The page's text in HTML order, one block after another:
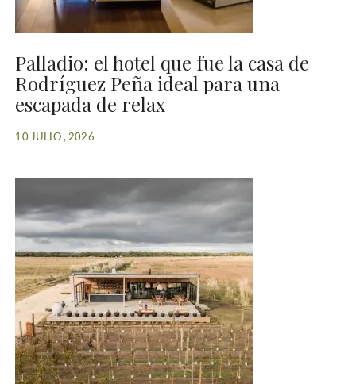
Palladio: el hotel que fue la casa de
Rodríguez Peña ideal para una
escapada de relax
10 JULIO , 2026